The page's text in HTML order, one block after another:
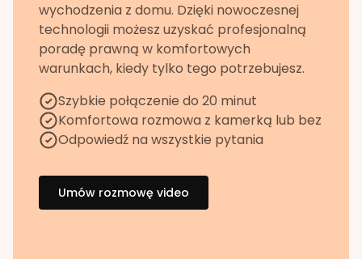
wychodzenia z domu. Dzięki nowoczesnej
technologii możesz uzyskać profesjonalną
poradę prawną w komfortowych
warunkach, kiedy tylko tego potrzebujesz.
Szybkie połączenie do 20 minut
Komfortowa rozmowa z kamerką lub bez
Odpowiedź na wszystkie pytania
Umów rozmowę video